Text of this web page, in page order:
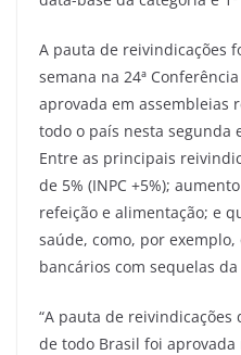
A pauta de reivindicações
semana na 24ª
aprovada em assembleias
todo o país nesta segunda
Entre as principais
de 5% (INPC +5%);
refeição e alimentação; e
saúde, como, por
bancários com sequelas
“A pauta de
de todo Brasil foi aprovada